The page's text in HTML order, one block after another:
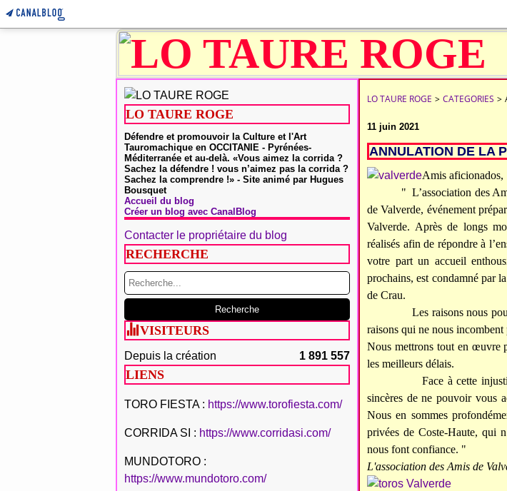
LO TAURE ROGE
Défendre et promouvoir la Culture et l'Art
Tauromachique en OCCITANIE - Pyrénées-
Méditerranée et au-delà. «Vous aimez la corrida ?
Sachez la défendre ! vous n’aimez pas la corrida ?
Sachez la comprendre !» - Site animé par Hugues
Bousquet
Accueil du blog
Créer un blog avec CanalBlog
Contacter le propriétaire du blog
RECHERCHE
VISITEURS
Depuis la création 1 891 557
LIENS
TORO FIESTA : https://www.torofiesta.com/
CORRIDA SI : https://www.corridasi.com/
MUNDOTORO :
https://www.mundotoro.com/
LO TAURE ROGE > CATEGORIES >
11 juin 2021
ANNULATION DE LA
Amis aficionados,
" L’association des Amis
de Valverde, événement
Valverde. Après de longs
réalisés afin de répondre à
votre part un accueil
prochains, est condamné par
de Crau.
Les raisons nous
raisons qui ne nous
Nous mettrons tout en œuvre
les meilleurs délais.
Face à cette injustice, et
sincères de ne pouvoir vous
Nous en sommes
privées de Coste-Haute, qui
nous font confiance. "
L'association des Amis de